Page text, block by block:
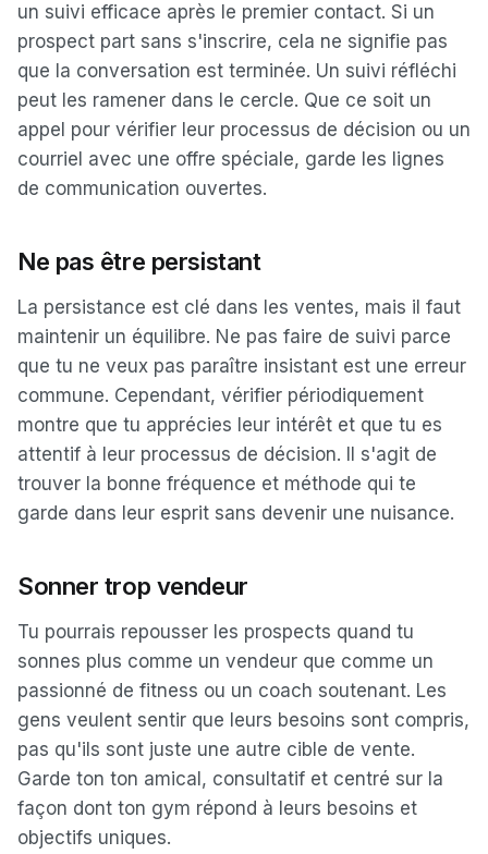
un suivi efficace après le premier contact. Si un
prospect part sans s'inscrire, cela ne signifie pas
que la conversation est terminée. Un suivi réfléchi
peut les ramener dans le cercle. Que ce soit un
appel pour vérifier leur processus de décision ou un
courriel avec une offre spéciale, garde les lignes
de communication ouvertes.
Ne pas être persistant
La persistance est clé dans les ventes, mais il faut
maintenir un équilibre. Ne pas faire de suivi parce
que tu ne veux pas paraître insistant est une erreur
commune. Cependant, vérifier périodiquement
montre que tu apprécies leur intérêt et que tu es
attentif à leur processus de décision. Il s'agit de
trouver la bonne fréquence et méthode qui te
garde dans leur esprit sans devenir une nuisance.
Sonner trop vendeur
Tu pourrais repousser les prospects quand tu
sonnes plus comme un vendeur que comme un
passionné de fitness ou un coach soutenant. Les
gens veulent sentir que leurs besoins sont compris,
pas qu'ils sont juste une autre cible de vente.
Garde ton ton amical, consultatif et centré sur la
façon dont ton gym répond à leurs besoins et
objectifs uniques.